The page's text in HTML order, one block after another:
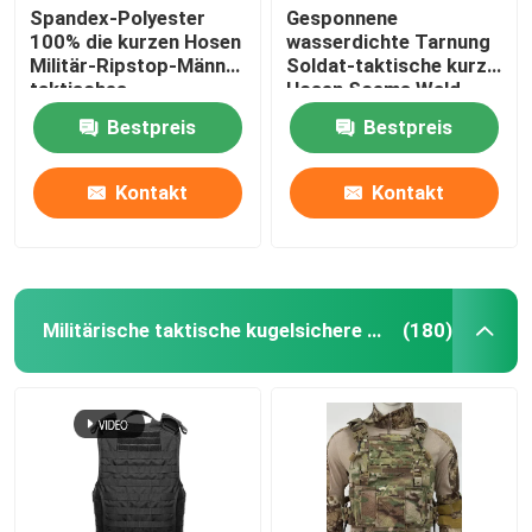
Spandex-Polyester
100% die kurzen Hosen
Militär-Ripstop-Männer
taktisches
Bestpreis
Kontakt
Gesponnene
wasserdichte Tarnung
Soldat-taktische kurze
Hosen Soems Wald
Bestpreis
Kontakt
Militärische taktische kugelsichere Weste (180)